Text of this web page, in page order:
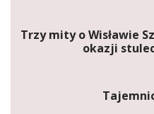
Trzy mity o Wisławie
okazji